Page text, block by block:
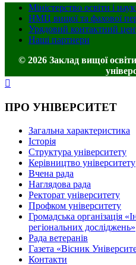
Міністерство освіти і
НМЦ вищої та фахової
Урядовий контактний
Наші партнери
© 2026 Заклад вищої
ПРО УНІВЕРСИТЕТ
Загальна характеристика
Історія
Структура університету
Керівництво університету
Вчена рада
Наглядова рада
Ректорат університету
Профком університету
Громадська організація
регіональних досліджень»
Рада ветеранів
Газета «Вісник
Контакти